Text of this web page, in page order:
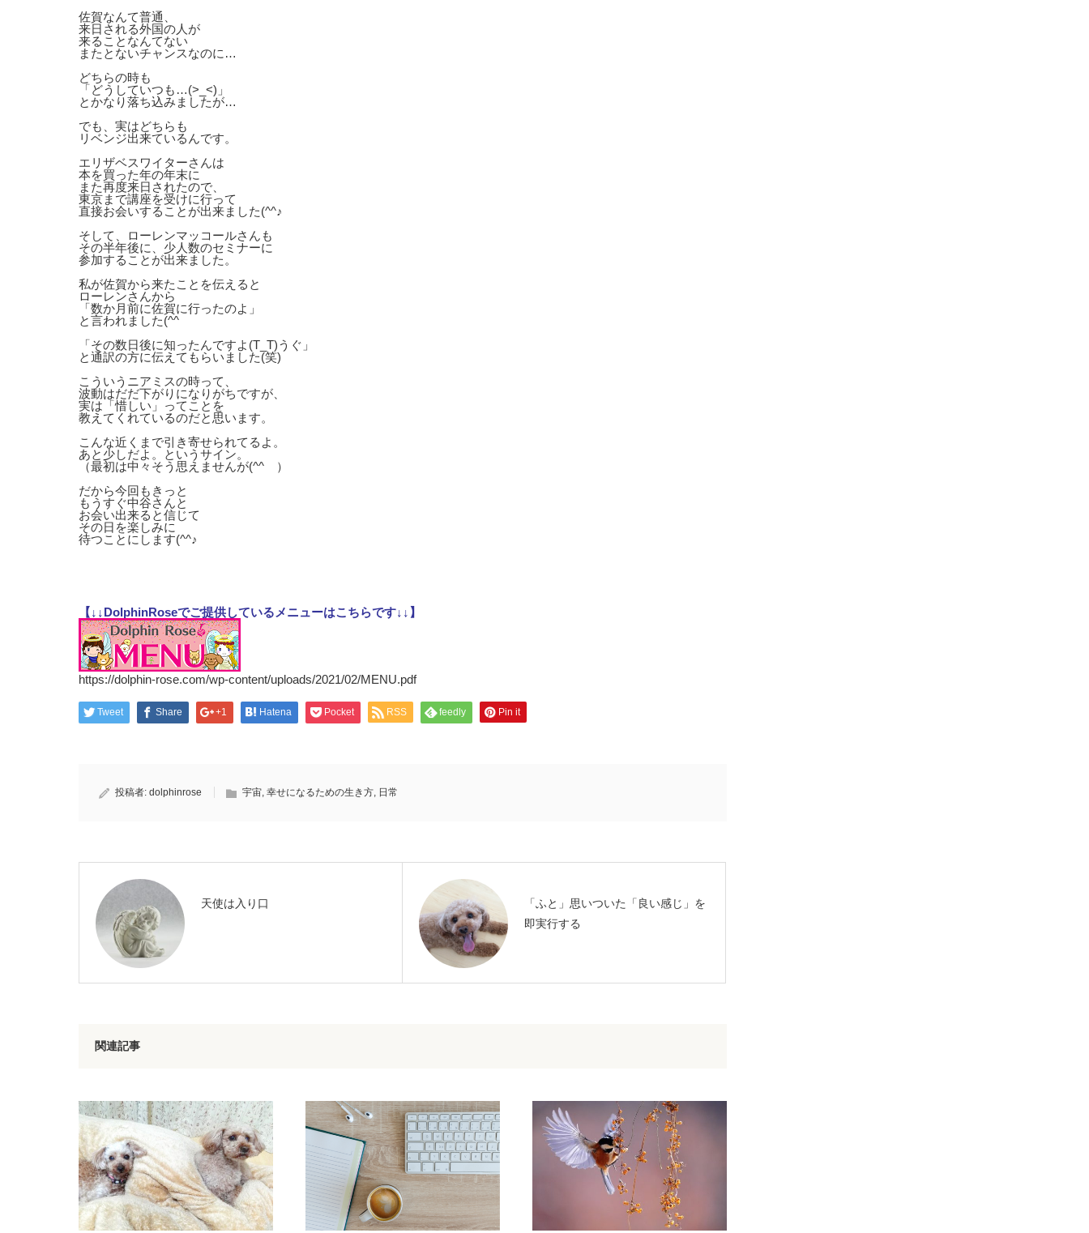
佐賀なんて普通、
来日される外国の人が
来ることなんてない
またとないチャンスなのに…
どちらの時も
「どうしていつも…(>_<)」
とかなり落ち込みましたが…
でも、実はどちらも
リベンジ出来ているんです。
エリザベスワイターさんは
本を買った年の年末に
また再度来日されたので、
東京まで講座を受けに行って
直接お会いすることが出来ました(^^♪
そして、ローレンマッコールさんも
その半年後に、少人数のセミナーに
参加することが出来ました。
私が佐賀から来たことを伝えると
ローレンさんから
「数か月前に佐賀に行ったのよ」
と言われました(^^ゞ
「その数日後に知ったんですよ(T_T)うぐ」
と通訳の方に伝えてもらいました(笑)
こういうニアミスの時って、
波動はだだ下がりになりがちですが、
実は「惜しい」ってことを
教えてくれているのだと思います。
こんな近くまで引き寄せられてるよ。
あと少しだよ。というサイン。
（最初は中々そう思えませんが(^^ゞ）
だから今回もきっと
もうすぐ中谷さんと
お会い出来ると信じて
その日を楽しみに
待つことにします(^^♪
【↓↓DolphinRoseでご提供しているメニューはこちらです↓↓】
https://dolphin-rose.com/wp-content/uploads/2021/02/MENU.pdf
Tweet Share +1 Hatena Pocket RSS feedly Pin it
投稿者: dolphinrose 宇宙, 幸せになるための生き方, 日常
天使は入り口
「ふと」思いついた「良い感じ」を
即実行する
関連記事